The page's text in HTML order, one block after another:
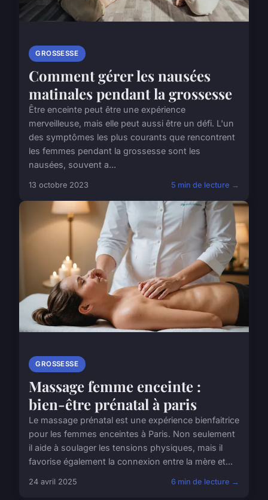
GROSSESSE
Comment gérer les nausées
matinales pendant la grossesse
Être enceinte peut être une expérience
merveilleuse, mais elle peut aussi être un défi. L'un
des symptômes les plus courants que rencontrent
les femmes pendant la grossesse sont les
nausées, souvent a...
13 octobre 2023 5 min de lecture →
GROSSESSE
Massage femme enceinte :
bien-être prénatal à paris
Le massage prénatal est une expérience bienfaitrice
pour les femmes enceintes à Paris. Non seulement
il aide à soulager les tensions physiques, mais il
favorise également la connexion entre la mère et...
24 avril 2025 6 min de lecture →